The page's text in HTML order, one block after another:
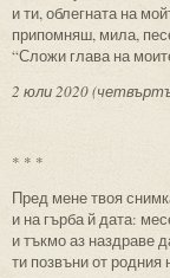
и ти, облегната на
припомняш, мила,
“Сложи глава на
2 юли 2020
* * *
Пред мене твоя
и на гърба й дата:
и тъкмо аз наздраве
ти позвъни от родния